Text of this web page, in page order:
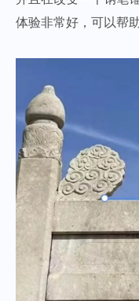
体验非常好，可以帮